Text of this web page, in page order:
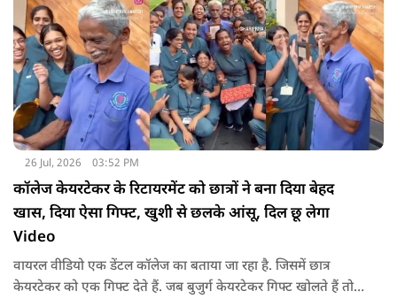
26 Jul, 2026 03:52 PM
कॉलेज केयरटेकर के रिटायरमेंट को छात्रों ने बना दिया बेहद
खास, दिया ऐसा गिफ्ट, खुशी से छलके आंसू, दिल छू लेगा
Video
वायरल वीडियो एक डेंटल कॉलेज का बताया जा रहा है. जिसमें छात्र
केयरटेकर को एक गिफ्ट देते हैं. जब बुजुर्ग केयरटेकर गिफ्ट खोलते हैं तो